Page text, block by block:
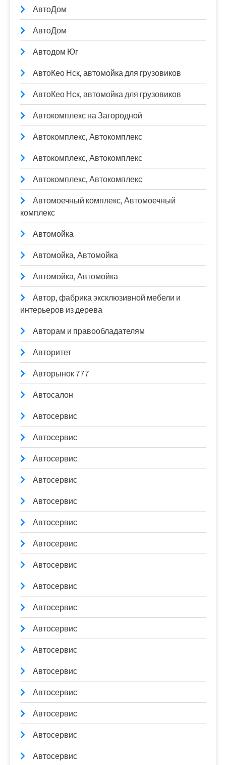
АвтоДом
АвтоДом
Автодом Юг
АвтоКео Нск, автомойка для грузовиков
АвтоКео Нск, автомойка для грузовиков
Автокомплекс на Загородной
Автокомплекс, Автокомплекс
Автокомплекс, Автокомплекс
Автокомплекс, Автокомплекс
Автомоечный комплекс, Автомоечный
комплекс
Автомойка
Автомойка, Автомойка
Автомойка, Автомойка
Автор, фабрика эксклюзивной мебели и
интерьеров из дерева
Авторам и правообладателям
Авторитет
Авторынок 777
Автосалон
Автосервис
Автосервис
Автосервис
Автосервис
Автосервис
Автосервис
Автосервис
Автосервис
Автосервис
Автосервис
Автосервис
Автосервис
Автосервис
Автосервис
Автосервис
Автосервис
Автосервис